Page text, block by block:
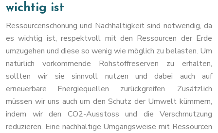
wichtig ist
Ressourcenschonung und Nachhaltigkeit sind notwendig, da
es wichtig ist, respektvoll mit den Ressourcen der Erde
umzugehen und diese so wenig wie möglich zu belasten. Um
natürlich vorkommende Rohstoffreserven zu erhalten,
sollten wir sie sinnvoll nutzen und dabei auch auf
erneuerbare Energiequellen zurückgreifen. Zusätzlich
müssen wir uns auch um den Schutz der Umwelt kümmern,
indem wir den CO2-Ausstoss und die Verschmutzung
reduzieren. Eine nachhaltige Umgangsweise mit Ressourcen